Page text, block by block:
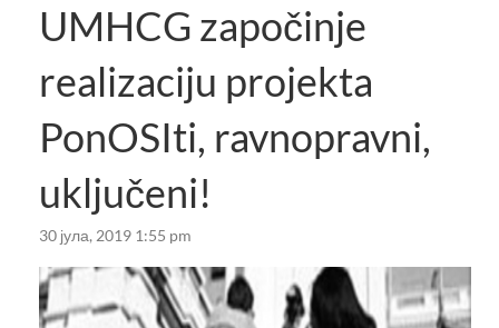
UMHCG započinje
realizaciju projekta
PonOSIti, ravnopravni,
uključeni!
30 јула, 2019 1:55 pm